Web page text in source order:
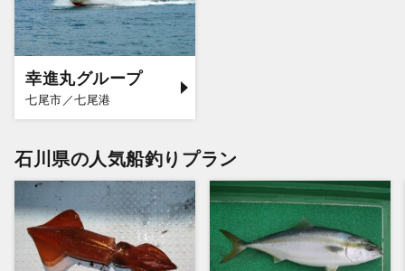
幸進丸グループ
七尾市／七尾港
石川県の人気船釣りプラン